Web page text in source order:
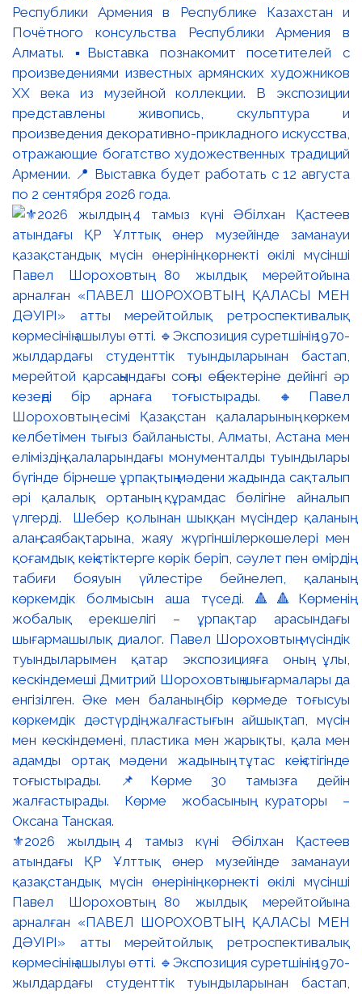
Республики Армения в Республике Казахстан и
Почётного консульства Республики Армения в
Алматы. ▪️Выставка познакомит посетителей с
произведениями известных армянских художников
XX века из музейной коллекции. В экспозиции
представлены живопись, скульптура и
произведения декоративно-прикладного искусства,
отражающие богатство художественных традиций
Армении. 📍 Выставка будет работать с 12 августа
по 2 сентября 2026 года.
⚜️2026 жылдың 4 тамыз күні Әбілхан Қастеев
атындағы ҚР Ұлттық өнер музейінде заманауи
қазақстандық мүсін өнерінің көрнекті өкілі мүсінші
Павел Шороховтың 80 жылдық мерейтойына
арналған «ПАВЕЛ ШОРОХОВТЫҢ ҚАЛАСЫ МЕН
ДӘУІРІ» атты мерейтойлық ретроспективалық
көрмесінің ашылуы өтті. 🔹Экспозиция суретшінің 1970-
жылдардағы студенттік туындыларынан бастап,